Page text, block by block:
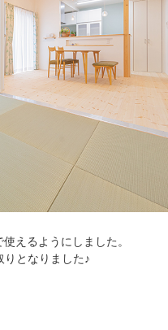
えるようにしました。
りとなりました♪